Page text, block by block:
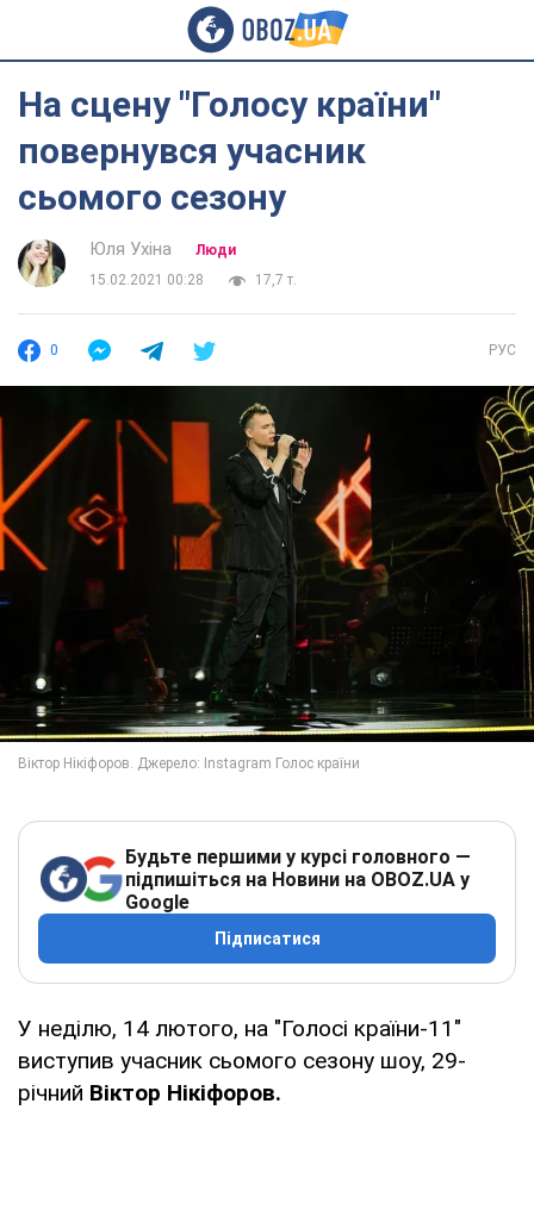
На сцену "Голосу країни"
повернувся учасник
сьомого сезону
Юля Ухіна
Люди
15.02.2021 00:28
17,7 т.
0 РУС
Будьте першими у курсі головного —
підпишіться на Новини на OBOZ.UA у
Google
Підписатися
У неділю, 14 лютого, на "Голосі країни-11"
виступив учасник сьомого сезону шоу, 29-
річний Віктор Нікіфоров.